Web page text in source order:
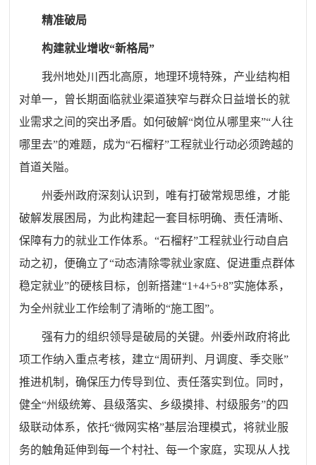
精准破局
构建就业增收“新格局”
我州地处川西北高原，地理环境特殊，产业结构相
对单一，曾长期面临就业渠道狭窄与群众日益增长的就
业需求之间的突出矛盾。如何破解“岗位从哪里来”“人往
哪里去”的难题，成为“石榴籽”工程就业行动必须跨越的
首道关隘。
州委州政府深刻认识到，唯有打破常规思维，才能
破解发展困局，为此构建起一套目标明确、责任清晰、
保障有力的就业工作体系。“石榴籽”工程就业行动自启
动之初，便确立了“动态清除零就业家庭、促进重点群体
稳定就业”的硬核目标，创新搭建“1+4+5+8”实施体系，
为全州就业工作绘制了清晰的“施工图”。
强有力的组织领导是破局的关键。州委州政府将此
项工作纳入重点考核，建立“周研判、月调度、季交账”
推进机制，确保压力传导到位、责任落实到位。同时，
健全“州级统筹、县级落实、乡级摸排、村级服务”的四
级联动体系，依托“微网实格”基层治理模式，将就业服
务的触角延伸到每一个村社、每一个家庭，实现从人找